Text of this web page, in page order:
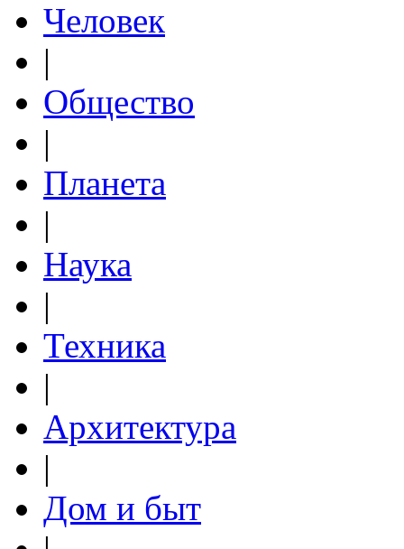
Человек
|
Общество
|
Планета
|
Наука
|
Техника
|
Архитектура
|
Дом и быт